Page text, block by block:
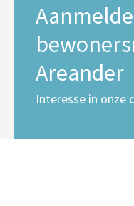
Areander
Interesse in onze